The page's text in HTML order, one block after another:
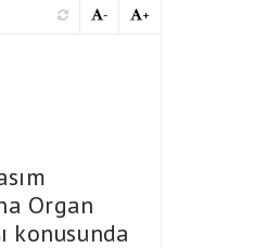
+
-
Organ
konusunda